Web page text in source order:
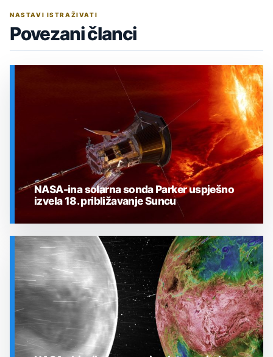
NASTAVI ISTRAŽIVATI
Povezani članci
SVEMIR
NASA-ina solarna sonda Parker uspješno
izvela 18. približavanje Suncu